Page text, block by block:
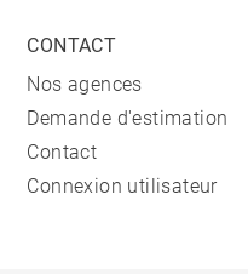
CONTACT
Nos agences
Demande d'estimation
Contact
Connexion utilisateur